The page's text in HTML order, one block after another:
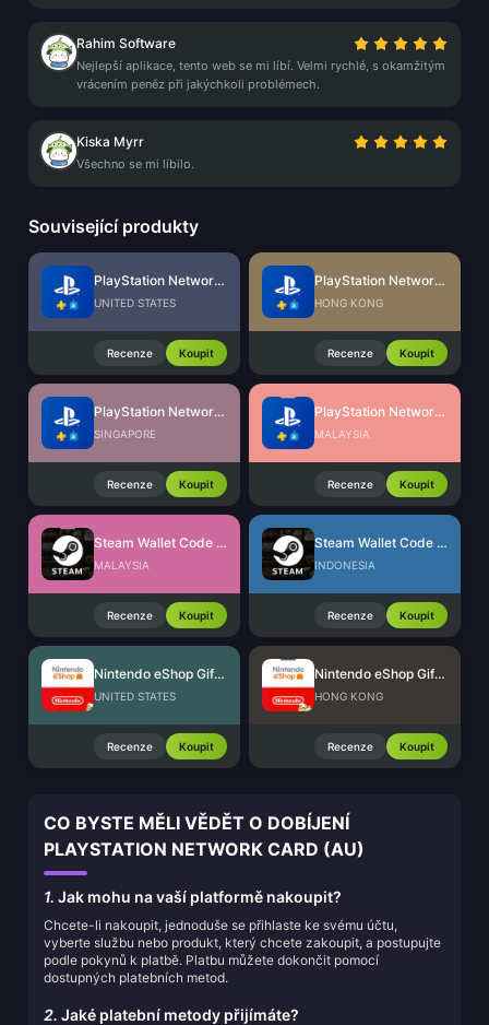
Rahim Software
Nejlepší aplikace, tento web se mi líbí. Velmi rychlé, s okamžitým
vrácením peněz při jakýchkoli problémech.
Kiska Myrr
Všechno se mi líbilo.
Související produkty
PlayStation Network Card (US)
UNITED STATES
Recenze Koupit
PlayStation Network Card (HK)
HONG KONG
Recenze Koupit
PlayStation Network Card (SG)
SINGAPORE
Recenze Koupit
PlayStation Network Card (MY)
MALAYSIA
Recenze Koupit
Steam Wallet Code (MYR)
MALAYSIA
Recenze Koupit
Steam Wallet Code (IDR)
INDONESIA
Recenze Koupit
Nintendo eShop Gift Card (US)
UNITED STATES
Recenze Koupit
Nintendo eShop Gift Card (HK)
HONG KONG
Recenze Koupit
CO BYSTE MĚLI VĚDĚT O DOBÍJENÍ
PLAYSTATION NETWORK CARD (AU)
1. Jak mohu na vaší platformě nakoupit?
Chcete-li nakoupit, jednoduše se přihlaste ke svému účtu,
vyberte službu nebo produkt, který chcete zakoupit, a postupujte
podle pokynů k platbě. Platbu můžete dokončit pomocí
dostupných platebních metod.
2. Jaké platební metody přijímáte?